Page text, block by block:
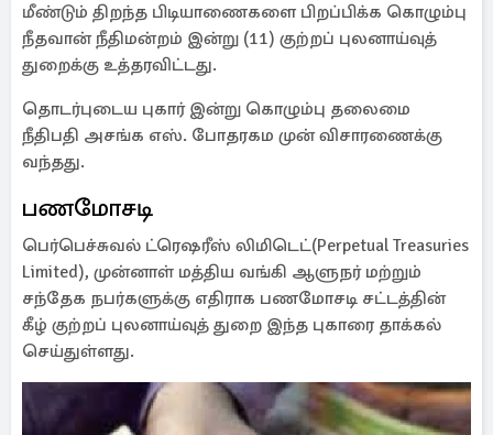
மீண்டும் திறந்த பிடியாணைகளை பிறப்பிக்க கொழும்பு
நீதவான் நீதிமன்றம் இன்று (11) குற்றப் புலனாய்வுத்
துறைக்கு உத்தரவிட்டது.
தொடர்புடைய புகார் இன்று கொழும்பு தலைமை
நீதிபதி அசங்க எஸ். போதரகம முன் விசாரணைக்கு
வந்தது.
பணமோசடி
பெர்பெச்சுவல் ட்ரெஷரீஸ் லிமிடெட்(Perpetual Treasuries
Limited), முன்னாள் மத்திய வங்கி ஆளுநர் மற்றும்
சந்தேக நபர்களுக்கு எதிராக பணமோசடி சட்டத்தின்
கீழ் குற்றப் புலனாய்வுத் துறை இந்த புகாரை தாக்கல்
செய்துள்ளது.